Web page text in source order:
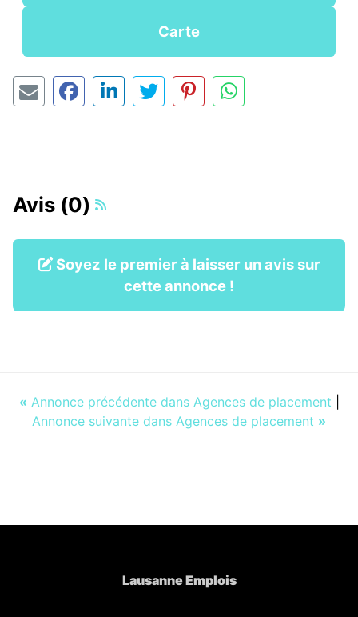
Carte
Avis (0)
Soyez le premier à laisser un avis sur
cette annonce !
« Annonce précédente dans Agences de placement
Annonce suivante dans Agences de placement »
Lausanne Emplois